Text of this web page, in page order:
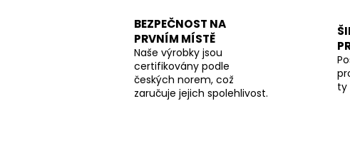
BEZPEČNOST NA
PRVNÍM MÍSTĚ
Naše výrobky jsou
certifikovány podle
českých norem, což
zaručuje jejich spolehlivost.
ty